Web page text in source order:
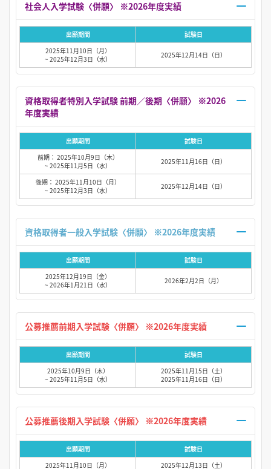
出願期間
試験日
2025年11月10日（月）
~ 2025年12月3日（水）
2025年12月14日（日）
資格取得者特別入学試験 前期／後期〈併願〉 ※2026
出願期間
試験日
前期： 2025年10月9日（木）
~ 2025年11月5日（水）
2025年11月16日（日）
後期： 2025年11月10日（月）
~ 2025年12月3日（水）
2025年12月14日（日）
出願期間
試験日
2025年12月19日（金）
~ 2026年1月21日（水）
2026年2月2日（月）
出願期間
試験日
2025年10月9日（木）
~ 2025年11月5日（水）
2025年11月15日（土）
2025年11月16日（日）
出願期間
試験日
2025年11月10日（月）
2025年12月13日（土）